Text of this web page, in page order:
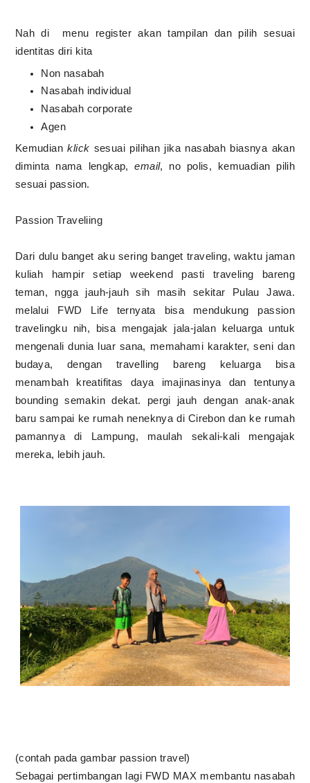
Nah di menu register akan tampilan dan pilih sesuai
identitas diri kita
Non nasabah
Nasabah individual
Nasabah corporate
Agen
Kemudianklick sesuai pilihan jika nasabah biasnya akan
diminta nama lengkap,email, no polis, kemuadian pilih
sesuai passion.
Passion Traveliing
Dari dulu banget aku sering banget traveling, waktu jaman
kuliah hampir setiap weekend pasti traveling bareng
teman, ngga jauh-jauh sih masih sekitar Pulau Jawa.
melalui FWD Life ternyata bisa mendukung passion
travelingku nih, bisa mengajak jala-jalan keluarga untuk
mengenali dunia luar sana, memahami karakter, seni dan
budaya, dengan travelling bareng keluarga bisa
menambah kreatifitas daya imajinasinya dan tentunya
bounding semakin dekat. pergi jauh dengan anak-anak
baru sampai ke rumah neneknya di Cirebon dan ke rumah
pamannya di Lampung, maulah sekali-kali mengajak
mereka, lebih jauh.
(contah pada gambar passion travel)
Sebagai pertimbangan lagi FWD MAX membantu nasabah